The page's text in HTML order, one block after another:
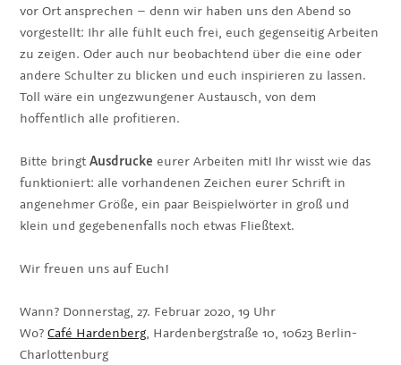
vor Ort ansprechen – denn wir haben uns den Abend so
vorgestellt: Ihr alle fühlt euch frei, euch gegenseitig Arbeiten
zu zeigen. Oder auch nur beobachtend über die eine oder
andere Schulter zu blicken und euch inspirieren zu lassen.
Toll wäre ein ungezwungener Austausch, von dem
hoffentlich alle profitieren.
Bitte bringtAusdrucke eurer Arbeiten mit! Ihr wisst wie das
funktioniert: alle vorhandenen Zeichen eurer Schrift in
angenehmer Größe, ein paar Beispielwörter in groß und
klein und gegebenenfalls noch etwas Fließtext.
Wir freuen uns auf Euch!
Wann? Donnerstag, 27. Februar 2020, 19 Uhr
Wo?Café Hardenberg , Hardenbergstraße 10, 10623 Berlin-
Charlottenburg